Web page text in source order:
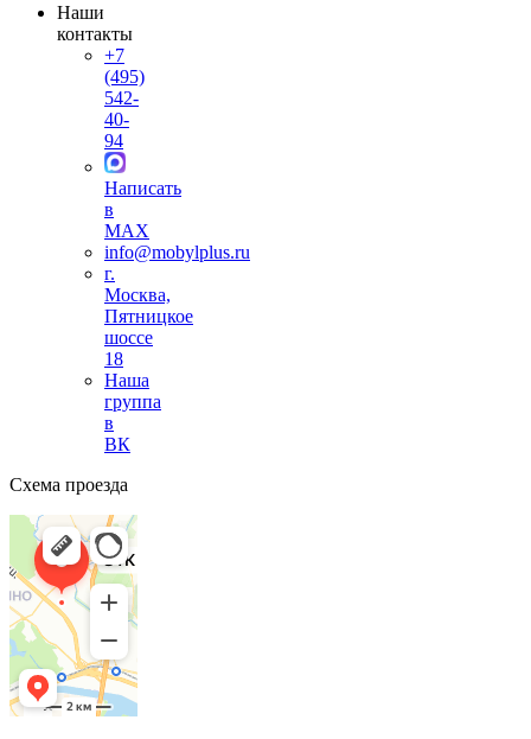
Наши
контакты
+7
(495)
542-
40-
94
Написать
в
MAX
info@mobylplus.ru
г.
Москва,
Пятницкое
шоссе
18
Наша
группа
в
ВК
Схема проезда